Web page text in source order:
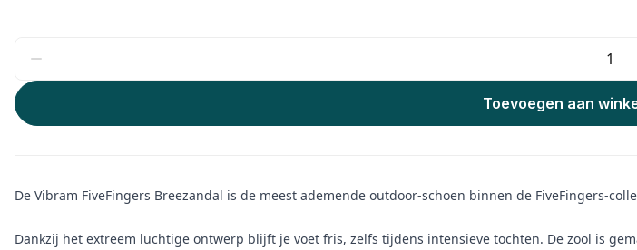
Toevoegen aan
De Vibram FiveFingers Breezandal is de meest ademende outdoor-schoen binnen de FiveFingers-
Dankzij het extreem luchtige ontwerp blijft je voet fris, zelfs tijdens intensieve tochten. De zool is